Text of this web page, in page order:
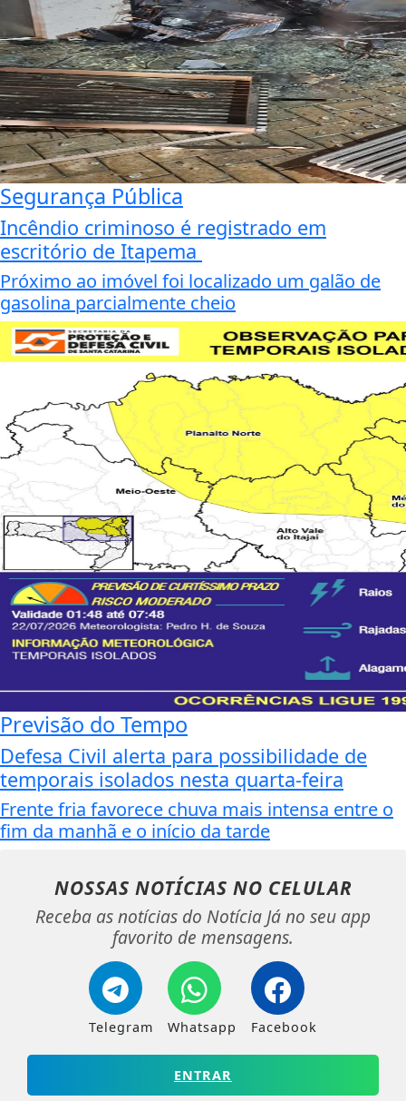
Segurança Pública
Incêndio criminoso é registrado em
escritório de Itapema
Próximo ao imóvel foi localizado um galão de
gasolina parcialmente cheio
Previsão do Tempo
Defesa Civil alerta para possibilidade de
temporais isolados nesta quarta-feira
Frente fria favorece chuva mais intensa entre o
fim da manhã e o início da tarde
NOSSAS NOTÍCIAS NO CELULAR
Receba as notícias do Notícia Já no seu app
favorito de mensagens.
Telegram Whatsapp Facebook
ENTRAR